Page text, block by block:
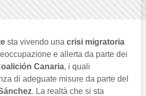
sta vivendo una crisi migratoria
e allerta da parte dei
Canaria, i quali
di adeguate misure da parte del
. La realtà che si sta